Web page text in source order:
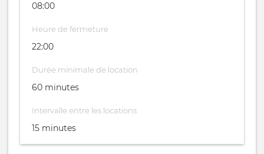
08:00
Heure de fermeture
22:00
Durée minimale de location
60 minutes
Intervalle entre les locations
15 minutes